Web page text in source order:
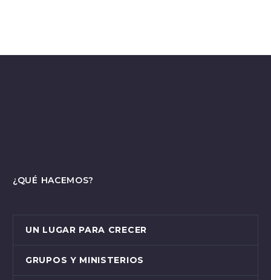
¿QUÉ HACEMOS?
UN LUGAR PARA CRECER
GRUPOS Y MINISTERIOS